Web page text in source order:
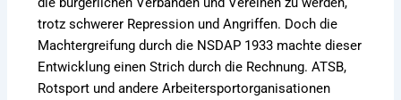
trotz schwerer Repression und Angriffen. Doch die
Machtergreifung durch die NSDAP 1933 machte dieser
Entwicklung einen Strich durch die Rechnung. ATSB,
Rotsport und andere Arbeitersportorganisationen